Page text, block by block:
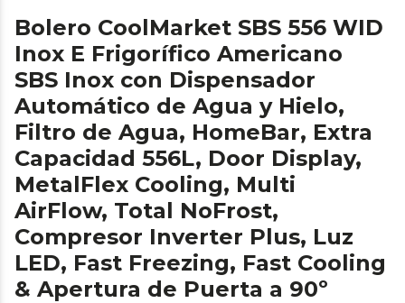
Bolero CoolMarket SBS 556 WID
Inox E Frigorífico Americano
SBS Inox con Dispensador
Automático de Agua y Hielo,
Filtro de Agua, HomeBar, Extra
Capacidad 556L, Door Display,
MetalFlex Cooling, Multi
AirFlow, Total NoFrost,
Compresor Inverter Plus, Luz
LED, Fast Freezing, Fast Cooling
& Apertura de Puerta a 90º